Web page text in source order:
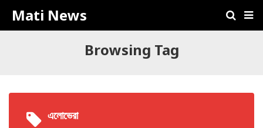
Mati News
Browsing Tag
এলোভেরা